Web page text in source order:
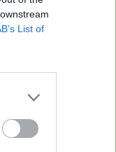
List of